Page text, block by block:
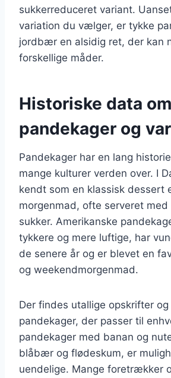
sukkerreduceret variant.
variation du vælger, er tykke
jordbær en alsidig ret, der kan
forskellige måder.
Historiske data om
pandekager og
Pandekager har en lang
mange kulturer verden over. I
kendt som en klassisk dessert
morgenmad, ofte serveret
sukker. Amerikanske
tykkere og mere luftige, har
de senere år og er blevet en
og weekendmorgenmad.
Der findes utallige opskrifter
pandekager, der passer til
pandekager med banan og
blåbær og flødeskum, er
uendelige. Mange foretrækker